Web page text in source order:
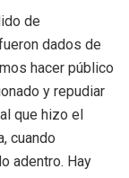
de
dados de
hacer público
y repudiar
que hizo el
cuando
adentro. Hay